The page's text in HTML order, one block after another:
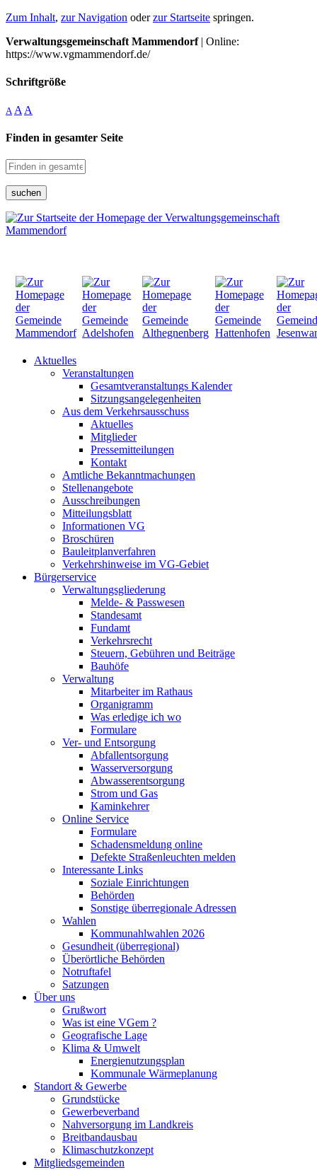
Zum Inhalt, zur Navigation oderzur Startseite springen.
Verwaltungsgemeinschaft Mammendorf| Online:
https://www.vgmammendorf.de/
Schriftgröße
A A A
Finden in gesamter Seite
suchen
Aktuelles
Veranstaltungen
Gesamtveranstaltungs Kalender
Sitzungsangelegenheiten
Aus dem Verkehrsausschuss
Aktuelles
Mitglieder
Pressemitteilungen
Kontakt
Amtliche Bekanntmachungen
Stellenangebote
Ausschreibungen
Mitteilungsblatt
Informationen VG
Broschüren
Bauleitplanverfahren
Verkehrshinweise im VG-Gebiet
Bürgerservice
Verwaltungsgliederung
Melde- & Passwesen
Standesamt
Fundamt
Verkehrsrecht
Steuern, Gebühren und Beiträge
Bauhöfe
Verwaltung
Mitarbeiter im Rathaus
Organigramm
Was erledige ich wo
Formulare
Ver- und Entsorgung
Abfallentsorgung
Wasserversorgung
Abwasserentsorgung
Strom und Gas
Kaminkehrer
Online Service
Formulare
Schadensmeldung online
Defekte Straßenleuchten melden
Interessante Links
Soziale Einrichtungen
Behörden
Sonstige überregionale Adressen
Wahlen
Kommunahlwahlen 2026
Gesundheit (überregional)
Überörtliche Behörden
Notruftafel
Satzungen
Über uns
Grußwort
Was ist eine VGem ?
Geografische Lage
Klima & Umwelt
Energienutzungsplan
Kommunale Wärmeplanung
Standort & Gewerbe
Grundstücke
Gewerbeverband
Nahversorgung im Landkreis
Breitbandausbau
Klimaschutzkonzept
Mitgliedsgemeinden